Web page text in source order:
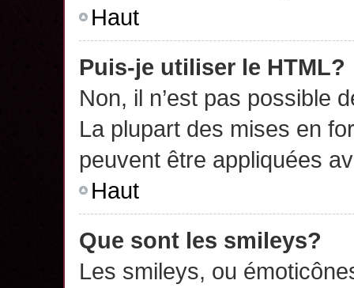
Haut
Puis-je utiliser le HTML?
Non, il n’est pas possible
La plupart des mises en
peuvent être appliquées
Haut
Que sont les smileys?
Les smileys, ou